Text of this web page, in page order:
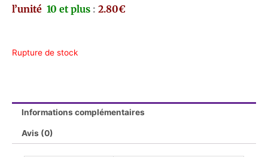
l’unité 10 et plus : 2.80€
Rupture de stock
Informations complémentaires
Avis (0)